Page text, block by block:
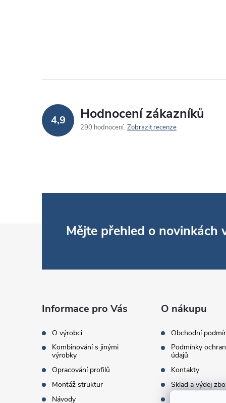
4,9 Hodnocení zákazníků
290 hodnocení Zobrazit recenze
Mějte přehled o novinkách
Informace pro Vás
O výrobci
Kombinování s jinými
výrobky
Opracování profilů
Montáž struktur
Návody
O nákupu
Obchodní
Podmínky
údajů
Kontakty
Sklad a výdej